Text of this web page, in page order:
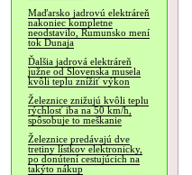
Maďarsko jadrovú elektráreň
nakoniec kompletne
neodstavilo, Rumunsko mení
tok Dunaja
Ďalšia jadrová elektráreň
južne od Slovenska musela
kvôli teplu znížiť výkon
Železnice znižujú kvôli teplu
rýchlosť iba na 50 km/h,
spôsobuje to meškanie
Železnice predávajú dve
tretiny lístkov elektronicky,
po donútení cestujúcich na
takýto nákup